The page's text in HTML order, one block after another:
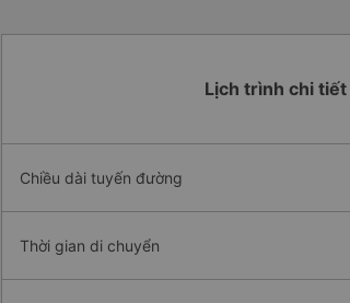
Lịch trình chi
Chiều dài tuyến đường
Thời gian di chuyển